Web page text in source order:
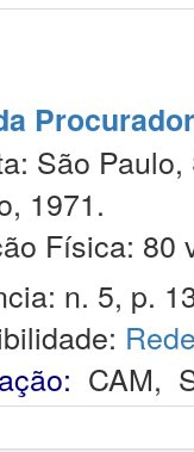
São
1971.
Física: 80
n. 5, p.
CAM,